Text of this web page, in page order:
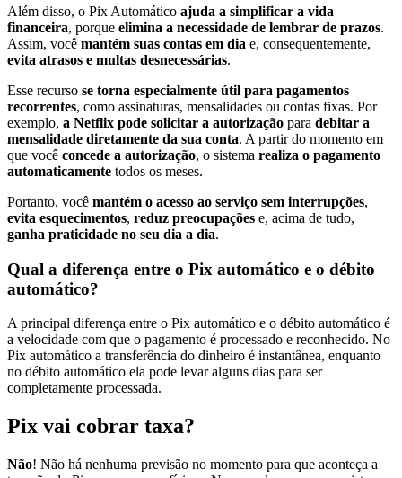
Além disso, o Pix Automático ajuda a simplificar a vida
financeira, porque elimina a necessidade de lembrar de prazos.
Assim, você mantém suas contas em dia e, consequentemente,
evita atrasos e multas desnecessárias.
Esse recurso se torna especialmente útil para pagamentos
recorrentes, como assinaturas, mensalidades ou contas fixas. Por
exemplo, a Netflix pode solicitar a autorização para debitar a
mensalidade diretamente da sua conta. A partir do momento em
que você concede a autorização, o sistema realiza o pagamento
automaticamente todos os meses.
Portanto, você mantém o acesso ao serviço sem interrupções,
evita esquecimentos, reduz preocupações e, acima de tudo,
ganha praticidade no seu dia a dia.
Qual a diferença entre o Pix automático e o débito
automático?
A principal diferença entre o Pix automático e o débito automático é
a velocidade com que o pagamento é processado e reconhecido. No
Pix automático a transferência do dinheiro é instantânea, enquanto
no débito automático ela pode levar alguns dias para ser
completamente processada.
Pix vai cobrar taxa?
Não! Não há nenhuma previsão no momento para que aconteça a